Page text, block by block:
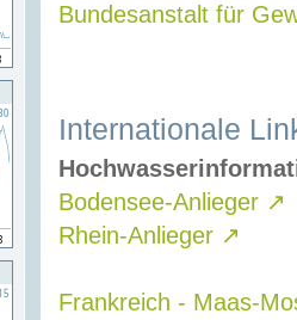
Bundesanstalt für
Internationale
Bodensee-Anlieger ↗
Rhein-Anlieger ↗
Frankreich - Maas-